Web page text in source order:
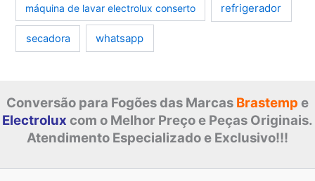
máquina de lavar electrolux conserto refrigerador
secadora whatsapp
Conversão para Fogões das Marcas Brastemp e
Electrolux com o Melhor Preço e Peças Originais.
Atendimento Especializado e Exclusivo!!!